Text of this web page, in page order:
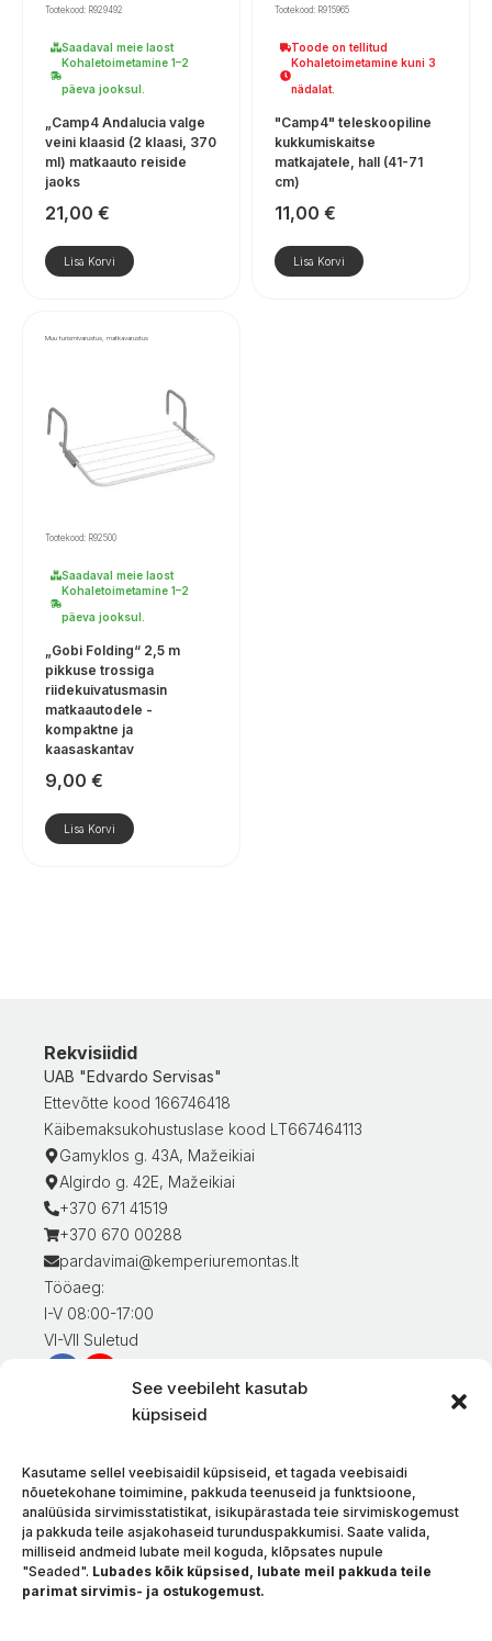
See veebileht kasutab
küpsiseid
Kasutame sellel veebisaidil küpsiseid, et tagada veebisaidi
nõuetekohane toimimine, pakkuda teenuseid ja funktsioone,
analüüsida sirvimisstatistikat, isikupärastada teie sirvimiskogemust
ja pakkuda teile asjakohaseid turunduspakkumisi. Saate valida,
milliseid andmeid lubate meil koguda, klõpsates nupule
"Seaded". Lubades kõik küpsised, lubate meil pakkuda teile
parimat sirvimis- ja ostukogemust.
Tootekood: R929492
Saadaval meie laost
Kohaletoimetamine 1–2
päeva jooksul.
„Camp4 Andalucia valge
veini klaasid (2 klaasi, 370
ml) matkaauto reiside
jaoks
21,00 €
Lisa Korvi
Tootekood: R915965
Toode on tellitud
Kohaletoimetamine kuni 3
nädalat.
"Camp4" teleskoopiline
kukkumiskaitse
matkajatele, hall (41-71
cm)
11,00 €
Lisa Korvi
Muu turismivarustus, matkavarustus
Tootekood: R92500
Saadaval meie laost
Kohaletoimetamine 1–2
päeva jooksul.
„Gobi Folding“ 2,5 m
pikkuse trossiga
riidekuivatusmasin
matkaautodele -
kompaktne ja
kaasaskantav
9,00 €
Lisa Korvi
Rekvisiidid
UAB "Edvardo Servisas"
Ettevõtte kood 166746418
Käibemaksukohustuslase kood LT667464113
Gamyklos g. 43A, Mažeikiai
Algirdo g. 42E, Mažeikiai
+370 671 41519
+370 670 00288
pardavimai@kemperiuremontas.lt
Tööaeg:
I-V 08:00-17:00
VI-VII Suletud
Teave klientidele
Kaupade tarnimine
Kaupade tagastamine
Tingimused ja eeskirjad
Privaatsuspoliitika
Meie kohta